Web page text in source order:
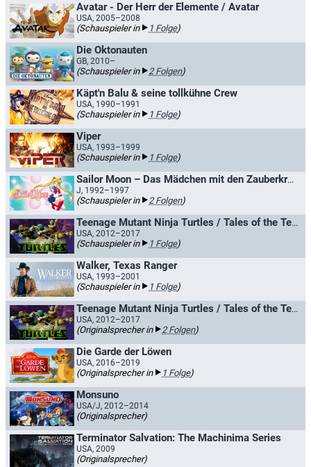
Avatar - Der Herr der Elemente / Avatar
USA, 2005–2008
(Schauspieler in 1 Folge)
Die Oktonauten
GB, 2010–
(Schauspieler in 2 Folgen)
Käpt'n Balu & seine tollkühne Crew
USA, 1990–1991
(Schauspieler in 1 Folge)
Viper
USA, 1993–1999
(Schauspieler in 1 Folge)
Sailor Moon – Das Mädchen mit den Zauberkräften
J, 1992–1997
(Schauspieler in 2 Folgen)
Teenage Mutant Ninja Turtles / Tales of the Teenage Mutant Ninja Turtles
USA, 2012–2017
(Schauspieler in 1 Folge)
Walker, Texas Ranger
USA, 1993–2001
(Schauspieler in 1 Folge)
Teenage Mutant Ninja Turtles / Tales of the Teenage Mutant Ninja Turtles
USA, 2012–2017
(Originalsprecher in 2 Folgen)
Die Garde der Löwen
USA, 2016–2019
(Originalsprecher in 1 Folge)
Monsuno
USA/J, 2012–2014
(Originalsprecher)
Terminator Salvation: The Machinima Series
USA, 2009
(Originalsprecher)